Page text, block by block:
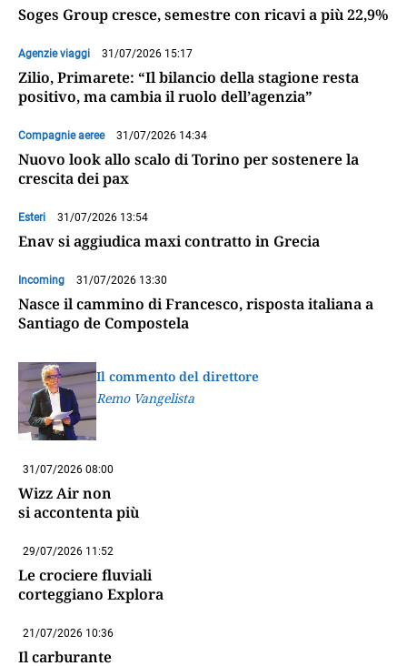
Soges Group cresce, semestre con ricavi a più 22,9%
Agenzie viaggi 31/07/2026 15:17
Zilio, Primarete: “Il bilancio della stagione resta
positivo, ma cambia il ruolo dell’agenzia”
Compagnie aeree 31/07/2026 14:34
Nuovo look allo scalo di Torino per sostenere la
crescita dei pax
Esteri 31/07/2026 13:54
Enav si aggiudica maxi contratto in Grecia
Incoming 31/07/2026 13:30
Nasce il cammino di Francesco, risposta italiana a
Santiago de Compostela
Il commento del direttore
Remo Vangelista
31/07/2026 08:00
Wizz Air non
si accontenta più
29/07/2026 11:52
Le crociere fluviali
corteggiano Explora
21/07/2026 10:36
Il carburante